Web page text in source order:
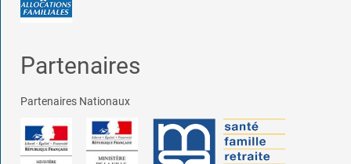
Partenaires
Partenaires Nationaux